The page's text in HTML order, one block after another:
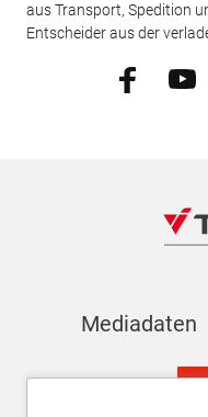
aus Transport, Spedition
Entscheider aus der
Mediadaten